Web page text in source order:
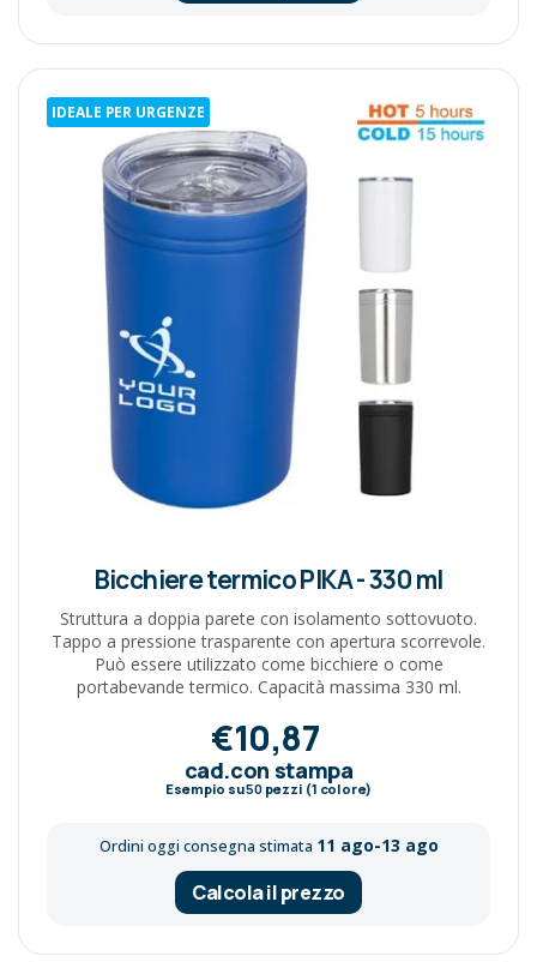
IDEALE PER URGENZE
Bicchiere termico PIKA - 330 ml
Struttura a doppia parete con isolamento sottovuoto.
Tappo a pressione trasparente con apertura scorrevole.
Può essere utilizzato come bicchiere o come
portabevande termico. Capacità massima 330 ml.
€10,87
cad.con stampa
Esempio su50pezzi (1 colore)
Ordini oggi consegna stimata 11 ago-13 ago
Calcola il prezzo